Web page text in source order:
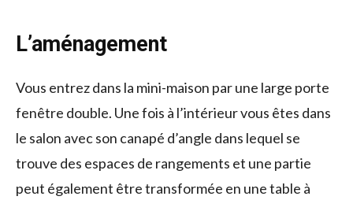
L’aménagement
Vous entrez dans la mini-maison par une large porte
fenêtre double. Une fois à l’intérieur vous êtes dans
le salon avec son canapé d’angle dans lequel se
trouve des espaces de rangements et une partie
peut également être transformée en une table à